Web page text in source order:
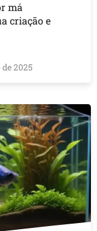
má
criação e
2025